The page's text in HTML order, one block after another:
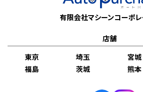
有限会社マシーンコーポレ
店舗
東京
埼玉 宮城
福島
茨城 熊本